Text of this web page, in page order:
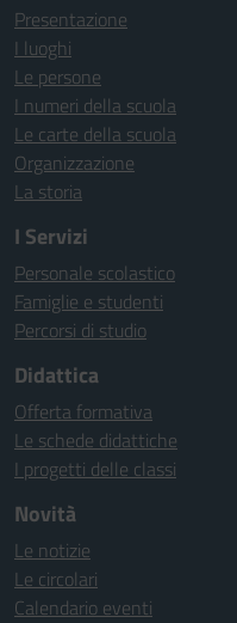
Presentazione
I luoghi
Le persone
I numeri della scuola
Le carte della scuola
Organizzazione
La storia
I Servizi
Personale scolastico
Famiglie e studenti
Percorsi di studio
Didattica
Offerta formativa
Le schede didattiche
I progetti delle classi
Novità
Le notizie
Le circolari
Calendario eventi